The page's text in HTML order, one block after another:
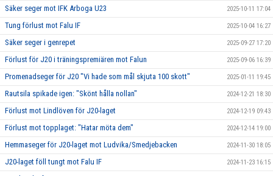
Säker seger mot IFK Arboga U23 2025-10-11 17:04
Tung förlust mot Falu IF 2025-10-04 16:27
Säker seger i genrepet 2025-09-27 17:20
Förlust för J20 i träningspremiären mot Falun 2025-09-06 16:39
Promenadseger för J20 "Vi hade som mål skjuta 100 skott" 2025-01-11 19:45
Rautsila spikade igen: "Skönt hålla nollan" 2024-12-21 18:30
Förlust mot Lindlöven för J20-laget 2024-12-19 09:43
Förlust mot topplaget: "Hatar möta dem" 2024-12-14 19:00
Hemmaseger för J20-laget mot Ludvika/Smedjebacken 2024-11-30 18:05
J20-laget föll tungt mot Falu IF 2024-11-23 16:15